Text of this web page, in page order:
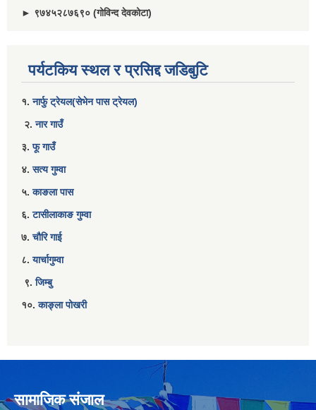
► ९७४५२८७६९० (गोविन्द देवकोटा)
पर्यटकिय स्थल र प्रसिद्द जडिबुटि
१.नार्फु ट्रेयल(सेभेन पास ट्रेयल)
२.नार गाउँ
३.फू गाउँ
४.सत्य गुम्वा
५.काङला पास
६.टासीलाकाङ गुम्वा
७.चौरि गाई
८.यार्चागुम्वा
९.जिम्बु
१०.काङ्ला पोखरी
सामाजिक संजाल